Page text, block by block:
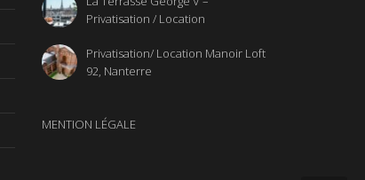
Privatisation / Location
Privatisation/ Location Manoir Loft
92, Nanterre
MENTION LÉGALE